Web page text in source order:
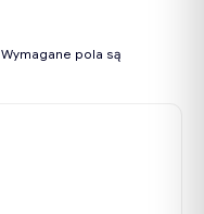
Wymagane pola są